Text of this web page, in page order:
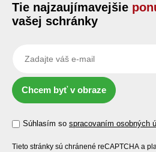
Tie najzaujímavejšie
vašej schránky
Chcem byť v obraze
Súhlasím so spracovaním osobných
Tieto stránky sú chránené reCAPTCHA a